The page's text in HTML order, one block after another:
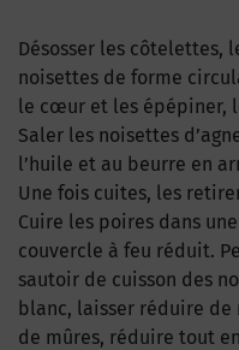
Désosser les côtelettes,
noisettes de forme
le cœur et les épépiner,
Saler les noisettes
l’huile et au beurre en
Une fois cuites, les
Cuire les poires dans
couvercle à feu réduit.
sautoir de cuisson des
blanc, laisser réduire de
de mûres, réduire tout